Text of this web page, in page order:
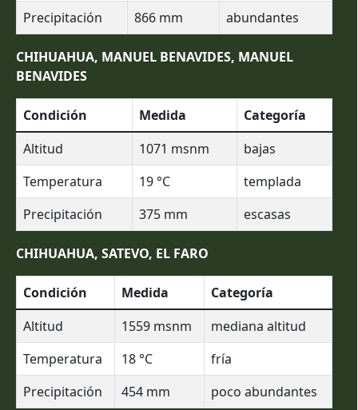
Precipitación 866 mm abundantes
CHIHUAHUA, MANUEL BENAVIDES, MANUEL
BENAVIDES
Condición Medida
Categoría
Altitud
1071 msnm
bajas
Temperatura
19 °C
templada
Precipitación
375 mm escasas
CHIHUAHUA, SATEVO, EL FARO
Condición Medida
Categoría
Altitud
1559 msnm
mediana altitud
Temperatura
18 °C
fría
Precipitación
454 mm poco abundantes